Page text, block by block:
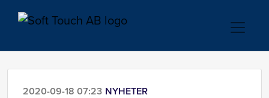
2020-09-18 07:23 NYHETER